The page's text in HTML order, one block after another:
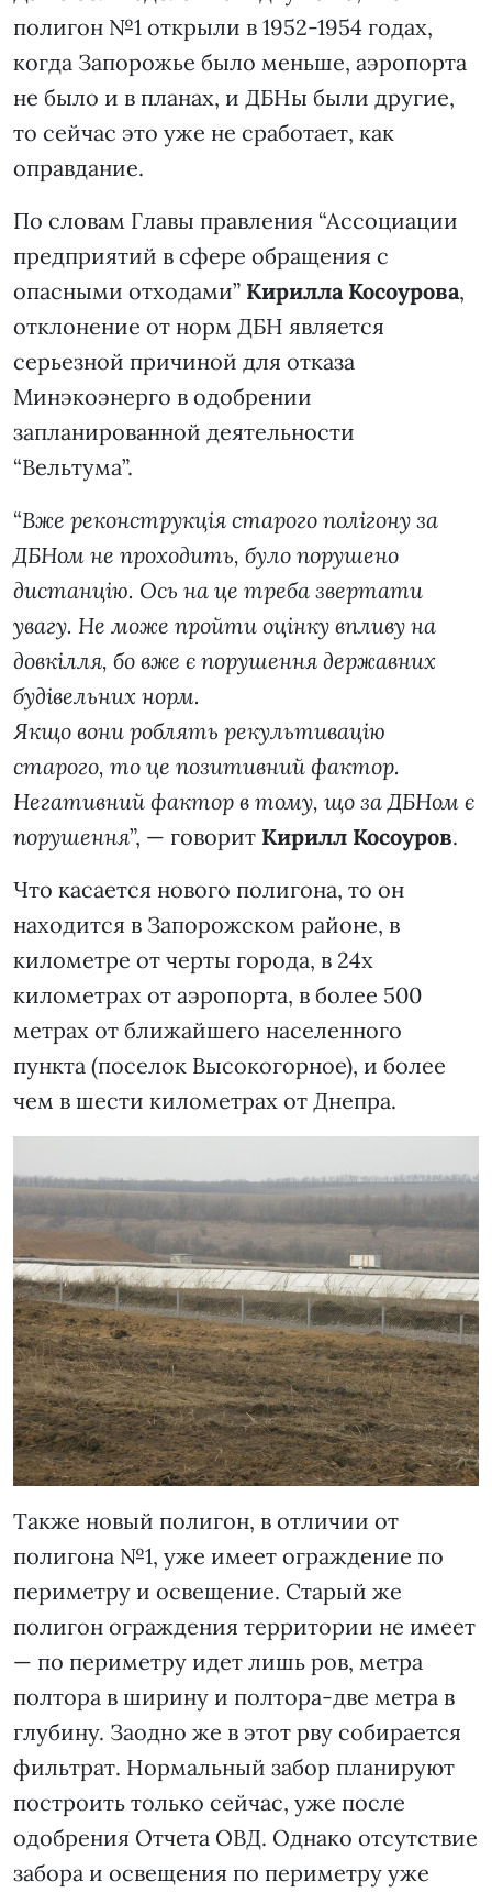
полигон №1 открыли в 1952-1954 годах,
когда Запорожье было меньше, аэропорта
не было и в планах, и ДБНы были другие,
то сейчас это уже не сработает, как
оправдание.
По словам Главы правления “Ассоциации
предприятий в сфере обращения с
опасными отходами” Кирилла Косоурова,
отклонение от норм ДБН является
серьезной причиной для отказа
Минэкоэнерго в одобрении
запланированной деятельности
“Вельтума”.
“Вже реконструкція старого полігону за
ДБНом не проходить, було порушено
дистанцію. Ось на це треба звертати
увагу. Не може пройти оцінку впливу на
довкілля, бо вже є порушення державних
будівельних норм.
Якщо вони роблять рекультивацію
старого, то це позитивний фактор.
Негативний фактор в тому, що за ДБНом є
порушення”, — говорит Кирилл Косоуров.
Что касается нового полигона, то он
находится в Запорожском районе, в
километре от черты города, в 24х
километрах от аэропорта, в более 500
метрах от ближайшего населенного
пункта (поселок Высокогорное), и более
чем в шести километрах от Днепра.
Также новый полигон, в отличии от
полигона №1, уже имеет ограждение по
периметру и освещение. Старый же
полигон ограждения территории не имеет
— по периметру идет лишь ров, метра
полтора в ширину и полтора-две метра в
глубину. Заодно же в этот рву собирается
фильтрат. Нормальный забор планируют
построить только сейчас, уже после
одобрения Отчета ОВД. Однако отсутствие
забора и освещения по периметру уже